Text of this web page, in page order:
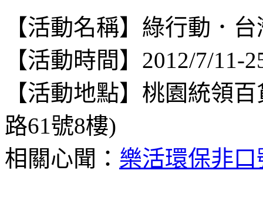
【活動名稱】綠行動．
【活動時間】2012/7/11-
【活動地點】桃園統領
路61號8樓)
相關心聞： 樂活環保非